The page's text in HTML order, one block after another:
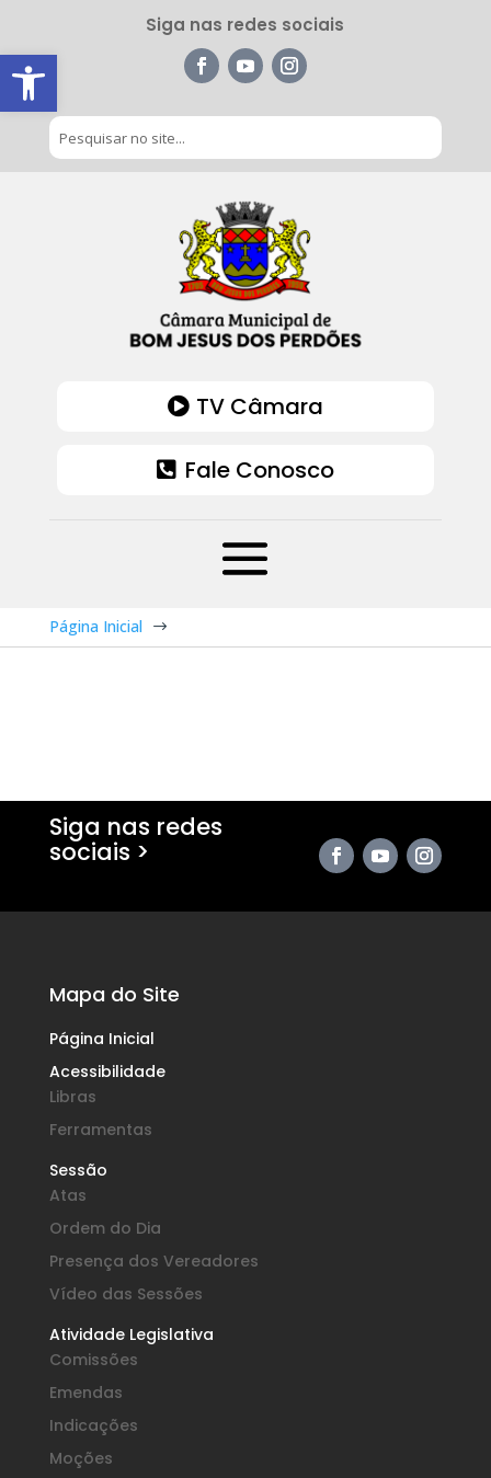
Barra de Ferramentas Aberta
Siga nas redes sociais
TV Câmara
Fale Conosco
Página Inicial $
Siga nas redes
sociais >
Mapa do Site
Página Inicial
Acessibilidade
Libras
Ferramentas
Sessão
Atas
Ordem do Dia
Presença dos Vereadores
Vídeo das Sessões
Atividade Legislativa
Comissões
Emendas
Indicações
Moções